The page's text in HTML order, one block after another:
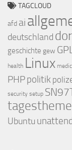
TAGCLOUD
afd ai
deutschland
geschichte gew
health Linux
PHPpolitik
security setup
Ubuntu